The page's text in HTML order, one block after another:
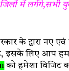
जिलों में लगेंगे,सभी
के द्वारा नए एवं
इसके लिए आप
को हमेशा विजिट